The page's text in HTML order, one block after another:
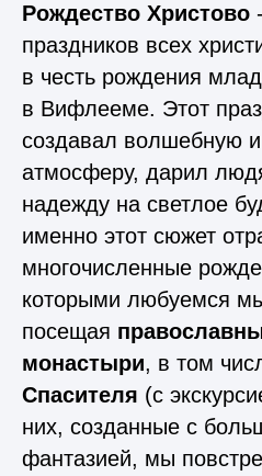
Рождество Христово
праздников всех
в честь рождения
в Вифлееме. Этот
создавал волшебную
атмосферу, дарил
надежду на светлое
именно этот сюжет
многочисленные
которыми любуемся
посещая
монастыри, в том
Спасителя (с
них, созданные с
фантазией, мы